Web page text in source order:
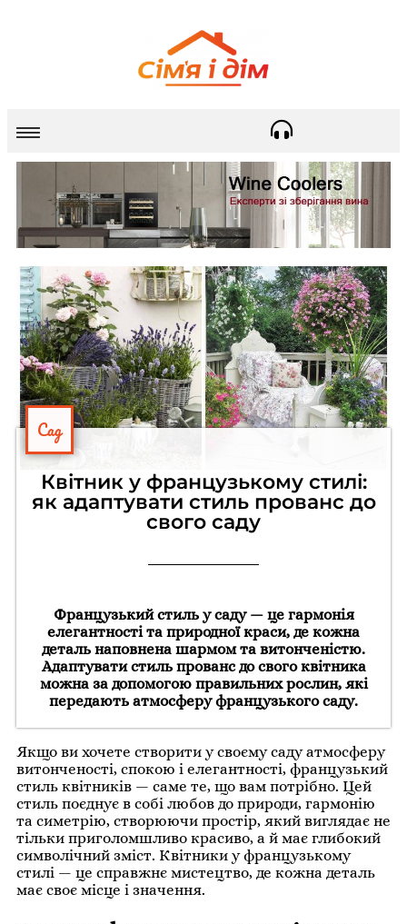
Сад
Квітник у французькому стилі:
як адаптувати стиль прованс до
свого саду
Французький стиль у саду — це гармонія
елегантності та природної краси, де кожна
деталь наповнена шармом та витонченістю.
Адаптувати стиль прованс до свого квітника
можна за допомогою правильних рослин, які
передають атмосферу французького саду.
Якщо ви хочете створити у своєму саду атмосферу
витонченості, спокою і елегантності, французький
стиль квітників — саме те, що вам потрібно. Цей
стиль поєднує в собі любов до природи, гармонію
та симетрію, створюючи простір, який виглядає не
тільки приголомшливо красиво, а й має глибокий
символічний зміст. Квітники у французькому
стилі — це справжнє мистецтво, де кожна деталь
має своє місце і значення.